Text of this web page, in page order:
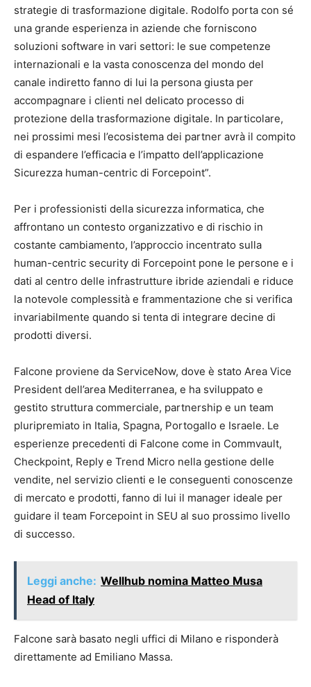
strategie di trasformazione digitale. Rodolfo porta con sé
una grande esperienza in aziende che forniscono
soluzioni software in vari settori: le sue competenze
internazionali e la vasta conoscenza del mondo del
canale indiretto fanno di lui la persona giusta per
accompagnare i clienti nel delicato processo di
protezione della trasformazione digitale. In particolare,
nei prossimi mesi l’ecosistema dei partner avrà il compito
di espandere l’efficacia e l’impatto dell’applicazione
Sicurezza human-centric di Forcepoint”.
Per i professionisti della sicurezza informatica, che
affrontano un contesto organizzativo e di rischio in
costante cambiamento, l’approccio incentrato sulla
human-centric security di Forcepoint pone le persone e i
dati al centro delle infrastrutture ibride aziendali e riduce
la notevole complessità e frammentazione che si verifica
invariabilmente quando si tenta di integrare decine di
prodotti diversi.
Falcone proviene da ServiceNow, dove è stato Area Vice
President dell’area Mediterranea, e ha sviluppato e
gestito struttura commerciale, partnership e un team
pluripremiato in Italia, Spagna, Portogallo e Israele. Le
esperienze precedenti di Falcone come in Commvault,
Checkpoint, Reply e Trend Micro nella gestione delle
vendite, nel servizio clienti e le conseguenti conoscenze
di mercato e prodotti, fanno di lui il manager ideale per
guidare il team Forcepoint in SEU al suo prossimo livello
di successo.
Leggi anche: Wellhub nomina Matteo Musa
Head of Italy
Falcone sarà basato negli uffici di Milano e risponderà
direttamente ad Emiliano Massa.